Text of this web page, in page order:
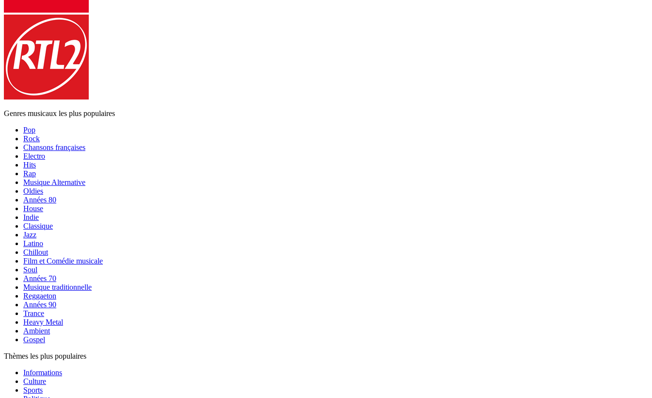
Genres musicaux les plus populaires
Pop
Rock
Chansons françaises
Electro
Hits
Rap
Musique Alternative
Oldies
Années 80
House
Indie
Classique
Jazz
Latino
Chillout
Film et Comédie musicale
Soul
Années 70
Musique traditionnelle
Reggaeton
Années 90
Trance
Heavy Metal
Ambient
Gospel
Thèmes les plus populaires
Informations
Culture
Sports